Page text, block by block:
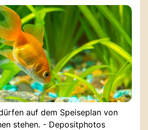
auf dem Speiseplan von
stehen. - Depositphotos